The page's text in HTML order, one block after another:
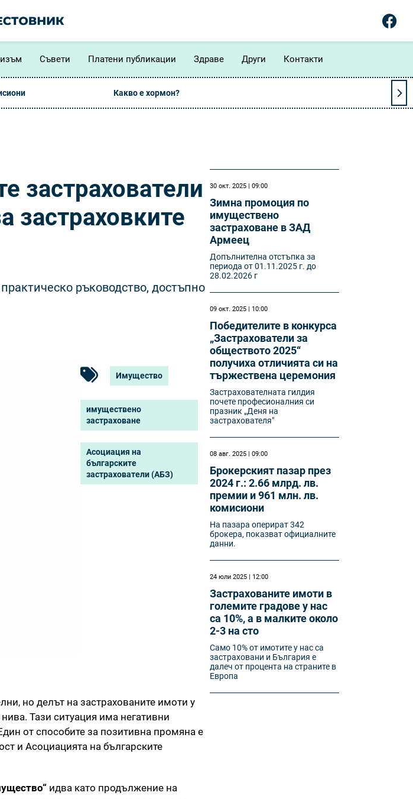
Съвети Платени публикации Здраве Други Контакти
Какво е хормон?
застрахователи
застраховките
ръководство, достъпно
Имущество
имуществено
застраховане
Асоциация на
българските
застрахователи (АБЗ)
но делът на застрахованите имоти у
Тази ситуация има негативни
от способите за позитивна промяна е
и Асоциацията на българските
идва като продължение на
30 окт. 2025 | 09:00
Зимна промоция по
имуществено
застраховане в ЗАД
Армеец
Допълнителна отстъпка за
периода от 01.11.2025 г. до
28.02.2026 г
09 окт. 2025 | 10:00
Победителите в конкурса
„Застрахователи за
обществото 2025“
получиха отличията си на
тържествена церемония
Застрахователната гилдия
почете професионалния си
празник „Деня на
застрахователя"
08 авг. 2025 | 09:00
Брокерският пазар през
2024 г.: 2.66 млрд. лв.
премии и 961 млн. лв.
комисиони
На пазара оперират 342
брокера, показват официалните
данни.
24 юли 2025 | 12:00
Застрахованите имоти в
големите градове у нас
са 10%, а в малките около
2-3 на сто
Само 10% от имотите у нас са
застраховани и България е
далеч от процента на страните в
Европа